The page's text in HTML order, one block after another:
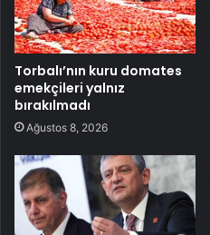
Torbalı’nın kuru domates
emekçileri yalnız
bırakılmadı
Ağustos 8, 2026